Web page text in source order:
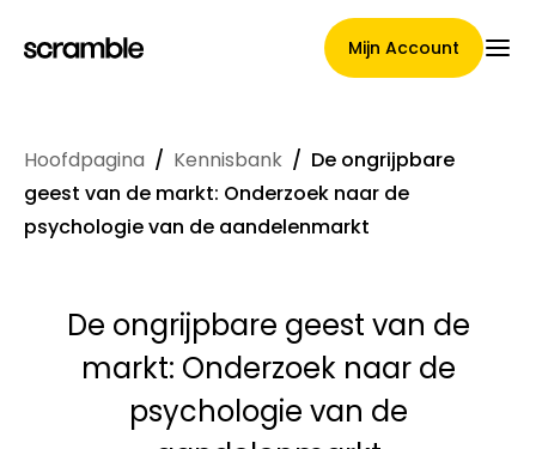
Mijn Account
Hoofdpagina
Voorwaarden voor
claimtoewijzing
Hoofdpagina / Kennisbank / De ongrijpbare
geest van de markt: Onderzoek naar de
psychologie van de aandelenmarkt
De ongrijpbare geest van de
markt: Onderzoek naar de
psychologie van de